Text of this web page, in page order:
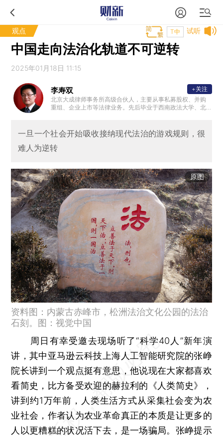
观点 试听
T中
中国走向法治化轨道不可逆转
2025年01月18日 11:15
李寿双
北京大成律师事务所高级合伙人，主要从事私募股权、并购
重组、企业上市等法律业务。先后毕业于西南政法大学、北
份有限公司独立董事、隆基股份独立董事、中国保险资管协
会私募基金及股权投资计划评审专家等。先后获得北京市优
秀律师、入选司法部千名涉外律师人才库。
+关注
一旦一个社会开始吸收接纳现代法治的游戏规则，很
难人为逆转
原图
资料图：内蒙古赤峰市，松洲法治文化公园的法治
石刻。图：视觉中国
周日有幸受邀去现场听了“科学40人”新年演
讲，其中亚马逊云科技上海人工智能研究院的张峥
院长讲到一个观点挺有意思，他说现在大家都喜欢
看简史，比方备受欢迎的赫拉利的《人类简史》，
讲到约1万年前，人类生活方式从采集社会变为农
业社会，作者认为农业革命真正的本质是让更多的
人以更糟糕的状况活下去，是一场骗局。张峥提示